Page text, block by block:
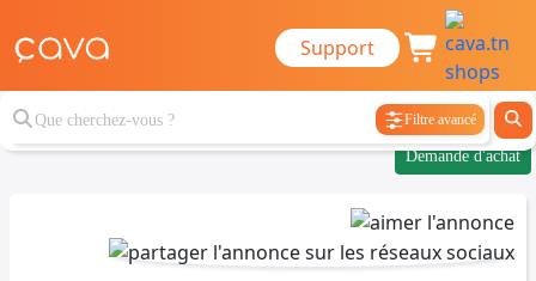
Support
Filtre avancé
Demande d'achat